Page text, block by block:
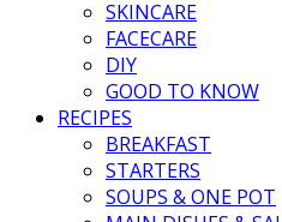
SKINCARE
FACECARE
DIY
GOOD TO KNOW
RECIPES
BREAKFAST
STARTERS
SOUPS & ONE POT